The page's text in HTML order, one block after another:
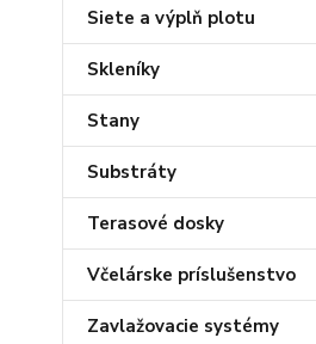
Siete a výplň plotu
Skleníky
Stany
Substráty
Terasové dosky
Včelárske príslušenstvo
Zavlažovacie systémy